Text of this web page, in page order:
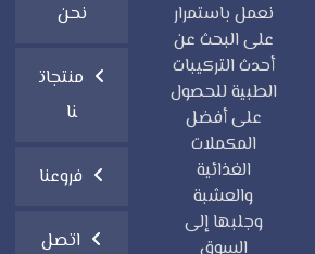
نعمل باستمرار
على البحث عن
أحدث التركيبات
الطبية للحصول
على أفضل
المكملات
الغذائية
والعشبة
وجلبها إلى
نحن
منتجات
نا
فروعنا
اتصل